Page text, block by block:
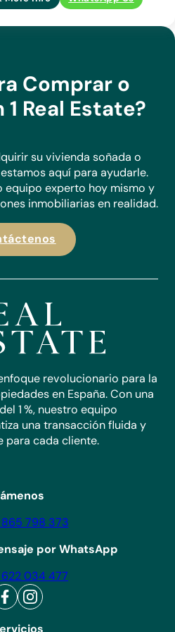
Comprar o
Real Estate?
su vivienda soñada o
aquí para ayudarle.
equipo experto hoy mismo y
inmobiliarias en realidad.
revolucionario para la
en España. Con una
1 %, nuestro equipo
una transacción fluida y
para cada cliente.
798 373
por WhatsApp
034 477